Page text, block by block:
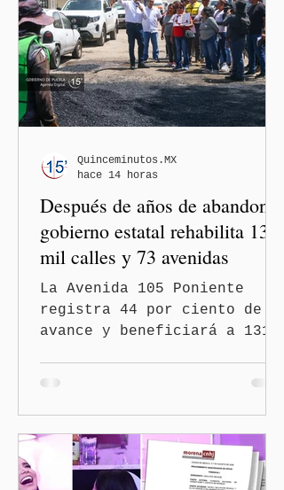
Después de años de abandono,
gobierno estatal rehabilita 13
mil calles y 73 avenidas
La Avenida 105 Poniente
registra 44 por ciento de
avance y beneficiará a 131
73 avenidas durante 2026,
el gobernador Alejandro
Armenta Mier supervisó la
rehabilitación de la
Quinceminutos.MX
hace 14 horas